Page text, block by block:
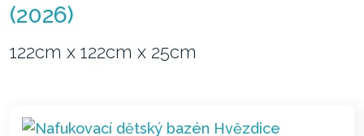
(2026)
122cm x 122cm x 25cm